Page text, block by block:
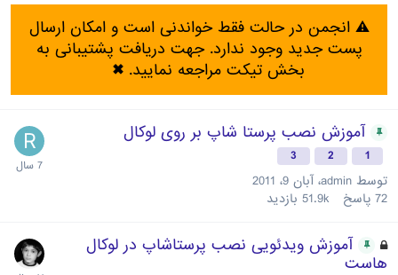
⚠️ انجمن در حالت فقط خواندنی است و امکان ارسال
پست جدید وجود ندارد. جهت دریافت پشتیبانی به
بخش تیکت مراجعه نمایید.✖
آموزش نصب پرستا شاپ بر روی لوکال
1
2
3
توسط admin،آبان 9، 2011
72 پاسخ 51.9k بازدید
آموزش ویدئویی نصب پرستاشاپ در لوکال
هاست